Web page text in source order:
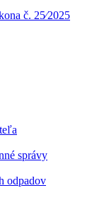
č. 25⁄2025
správy
odpadov